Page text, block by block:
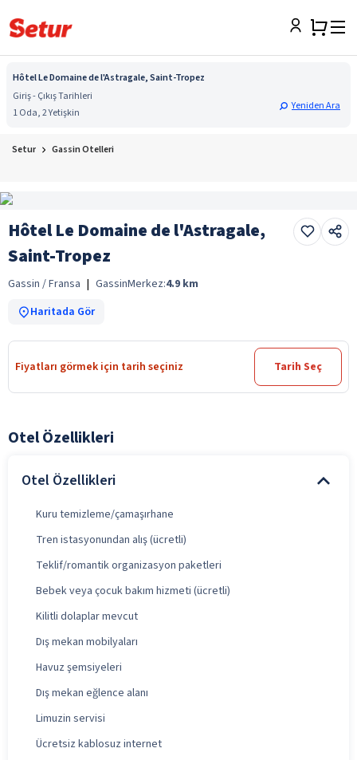
Hôtel Le Domaine de l'Astragale, Saint-Tropez
Giriş - Çıkış Tarihleri
1 Oda, 2 Yetişkin
Yeniden Ara
Setur Gassin Otelleri
Hôtel Le Domaine de l'Astragale,
Saint-Tropez
Gassin / Fransa | GassinMerkez:4.9 km
Haritada Gör
Fiyatları görmek için tarih seçiniz Tarih Seç
Otel Özellikleri
Otel Özellikleri
Kuru temizleme/çamaşırhane
Tren istasyonundan alış (ücretli)
Teklif/romantik organizasyon paketleri
Bebek veya çocuk bakım hizmeti (ücretli)
Kilitli dolaplar mevcut
Dış mekan mobilyaları
Havuz şemsiyeleri
Dış mekan eğlence alanı
Limuzin servisi
Ücretsiz kablosuz internet